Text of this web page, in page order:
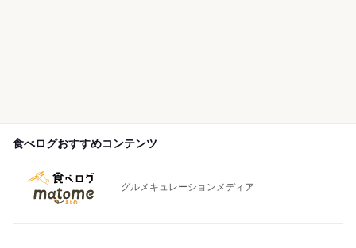
食べログおすすめコンテンツ
グルメキュレーションメディア